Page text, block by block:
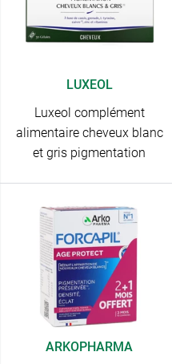
LUXEOL
Luxeol complément
alimentaire cheveux blanc
et gris pigmentation
ARKOPHARMA